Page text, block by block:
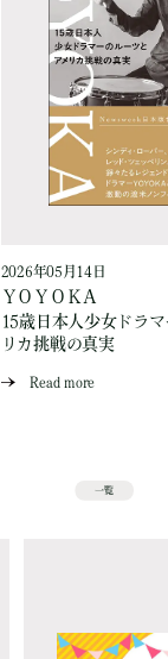
2026年05月14日
ＹＯＹＯＫＡ
15歳日本人少女ドラ
リカ挑戦の真実
Read more
一覧